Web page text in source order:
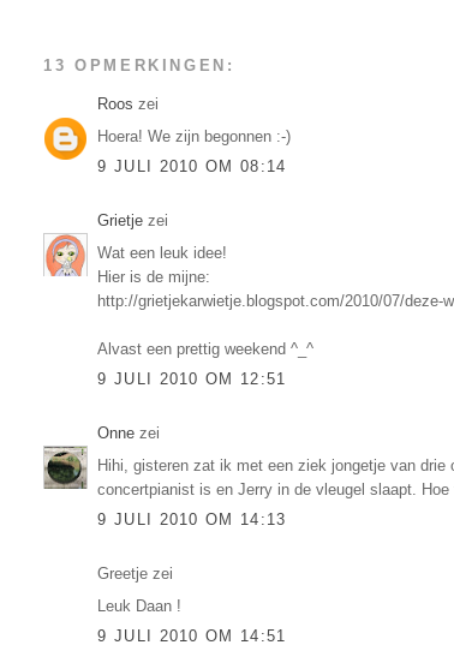
13 OPMERKINGEN:
Roos zei
Hoera! We zijn begonnen :-)
9 JULI 2010 OM 08:14
Grietje zei
Wat een leuk idee!
Hier is de mijne:
http://grietjekarwietje.blogspot.com/2010/07/deze-
Alvast een prettig weekend ^_^
9 JULI 2010 OM 12:51
Onne zei
Hihi, gisteren zat ik met een ziek jongetje van
concertpianist is en Jerry in de vleugel slaapt. Hoe
9 JULI 2010 OM 14:13
Greetje zei
Leuk Daan !
9 JULI 2010 OM 14:51